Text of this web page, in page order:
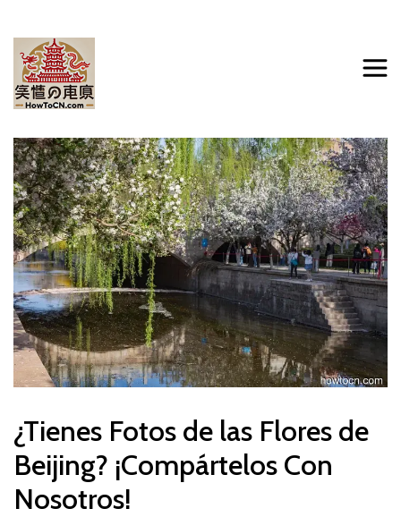
¿Tienes Fotos de las Flores de
Beijing? ¡Compártelos Con
Nosotros!